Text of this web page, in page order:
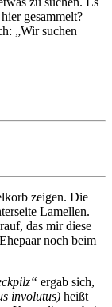
gesammelt?
„Wir suchen
zeigen. Die
Lamellen.
das mir diese
noch beim
ergab sich,
involutus) heißt